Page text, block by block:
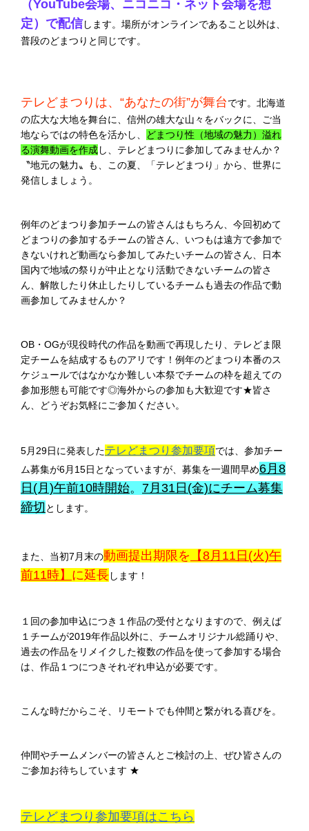
（YouTube会場、ニコニコ・ネット会場を想
定）で配信します。場所がオンラインであること以外は、
普段のどまつりと同じです。
テレどまつりは、“あなたの街”が舞台です。北海道
の広大な大地を舞台に、信州の雄大な山々をバックに、ご当
地ならではの特色を活かし、
どまつり性（地域の魅力）溢れ
る演舞動画を作成し、テレどまつりに参加してみませんか？
〝地元の魅力〟も、この夏、「テレどまつり」から、世界に
発信しましょう。
例年のどまつり参加チームの皆さんはもちろん、今回初めて
どまつりの参加するチームの皆さん、いつもは遠方で参加で
きないけれど動画なら参加してみたいチームの皆さん、
日本
国内で地域の祭りが中止となり活動できないチームの皆さ
ん、 解散したり休止したりしているチームも過去の作品で動
画参加してみませんか？
OB・OGが現役時代の作品を動画で再現したり、テレどま限
定チームを結成するものアリです！例年のどまつり本番のス
ケジュールではなかなか難しい本祭でチームの枠を超えての
参加形態も可能です◎海外からの参加も大歓迎です★皆さ
ん、どうぞお気軽にご参加ください。
5月29日に発表したテレどまつり参加要項では、参加チー
ム募集が6月15日となっていますが、募集を一週間早め6月8
日(月)午前10時開始。 7月31日(金)にチーム募集
締切 とします。
また、当初7月末の動画提出期限を 【8月11日(火)午
前11時】 に延長します！
１回の参加申込につき１作品の受付となりますので、例えば
１チームが2019年作品以外に、チームオリジナル総踊りや、
過去の作品をリメイクした複数の作品を使って参加する場合
は、作品１つにつきそれぞれ申込が必要です。
こんな時だからこそ、リモートでも仲間と繋がれる喜びを。
仲間やチームメンバーの皆さんとご検討の上、ぜひ皆さんの
ご参加お待ちしています ★
テレどまつり参加要項はこちら